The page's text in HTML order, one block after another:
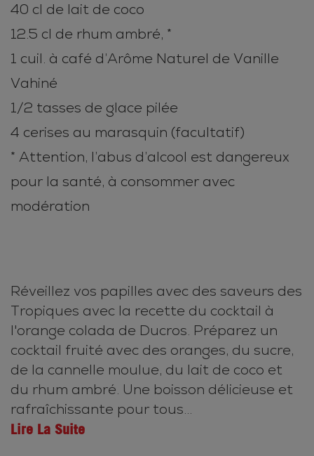
40 cl de lait de coco
12.5 cl de rhum ambré, *
1 cuil. à café d’Arôme Naturel de Vanille
Vahiné
1/2 tasses de glace pilée
4 cerises au marasquin (facultatif)
* Attention, l’abus d’alcool est dangereux
pour la santé, à consommer avec
modération
Réveillez vos papilles avec des saveurs des
Tropiques avec la recette du cocktail à
l'orange colada de Ducros. Préparez un
cocktail fruité avec des oranges, du sucre,
de la cannelle moulue, du lait de coco et
du rhum ambré. Une boisson délicieuse et
rafraîchissante pour tous...
Lire La Suite